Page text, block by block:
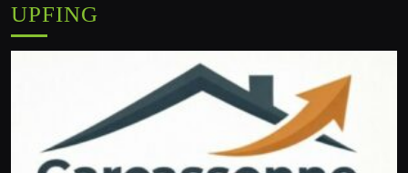
UPFING